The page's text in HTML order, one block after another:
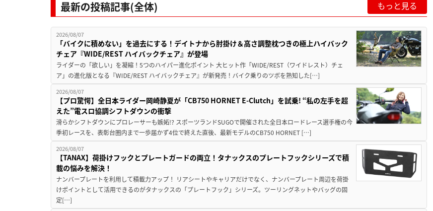
最新の投稿記事(全体) もっと見る
2026/08/07
「バイクに積めない」を過去にする！デイトナから肘掛け＆高さ調整枕つきの極上ハイバック
チェア『WIDE/REST ハイバックチェア』が登場
ライダーの「欲しい」を凝縮！5つのハイパー進化ポイント 大ヒット作「WIDE/REST（ワイドレスト）チェ
ア」の進化版となる『WIDE/REST ハイバックチェア』が新発売！バイク乗りのツボを熟知した[…]
2026/08/07
【プロ驚愕】全日本ライダー岡崎静夏が「CB750 HORNET E-Clutch」を試乗! “私の左手を超
えた”電スロ協調シフトダウンの衝撃
滑らかシフトダウンにプロレーサーも嫉妬!? スポーツランドSUGOで開催された全日本ロードレース選手権の今
季初レースを、表彰台圏内まで一歩届かず4位で終えた直後、最新モデルのCB750 HORNET […]
2026/08/07
【TANAX】荷掛けフックとプレートガードの両立！タナックスのプレートフックシリーズで積
載の悩みを解決！
ナンバープレートを利用して積載力アップ！ リアシートやキャリアだけでなく、ナンバープレート周辺を荷掛
けポイントとして活用できるのがタナックスの「プレートフック」シリーズ。ツーリングネットやバッグの固
定[…]